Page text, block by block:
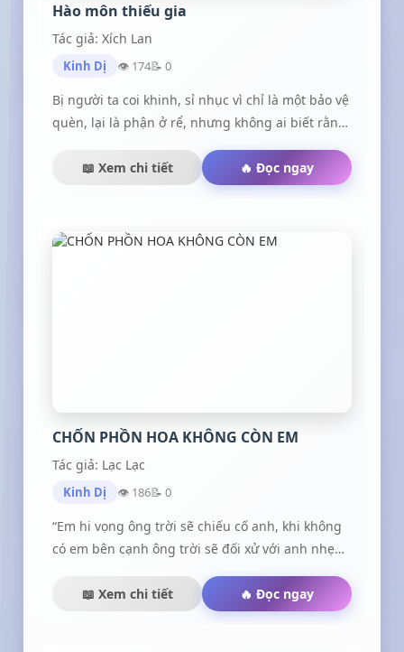
Hào môn thiếu gia
Tác giả: Xích Lan
Kinh Dị 👁 174📝 0
Bị người ta coi khinh, sỉ nhục vì chỉ là một bảo vệ
quèn, lại là phận ở rể, nhưng không ai biết rằng,
kế duy nhất của tập đoàn nghìn tỷ.
📖 Xem chi tiết 🔥 Đọc ngay
CHỐN PHỒN HOA KHÔNG CÒN EM
Tác giả: Lạc Lạc
Kinh Dị 👁 186📝 0
“Em hi vọng ông trời sẽ chiếu cố anh, khi không
có em bên cạnh ông trời sẽ đối xử với anh nhẹ
dàng của mình để yêu thương anh, đời này anh
đã đủ mệt rồi.” Diệp Thư Nguyệt
📖 Xem chi tiết 🔥 Đọc ngay